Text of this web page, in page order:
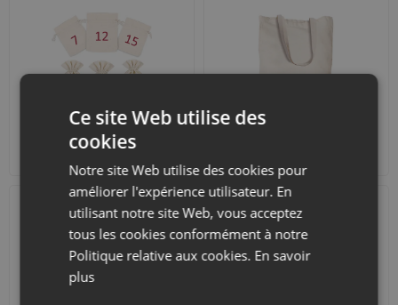
Calendriers de l'Avent
Ce site Web utilise des
cookies
Notre site Web utilise des cookies pour
améliorer l'expérience utilisateur. En
utilisant notre site Web, vous acceptez
tous les cookies conformément à notre
Politique relative aux cookies. En savoir
plus